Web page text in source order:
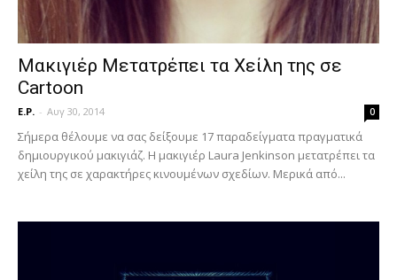
Μακιγιέρ Μετατρέπει τα Χείλη της σε
Cartoon
E.P. - Αυγ 30, 2014 0
Σήμερα θέλουμε να σας δείξουμε 17 παραδείγματα πραγματικά
δημιουργικού μακιγιάζ. Η μακιγιέρ Laura Jenkinson μετατρέπει τα
χείλη της σε χαρακτήρες κινουμένων σχεδίων. Μερικά από...